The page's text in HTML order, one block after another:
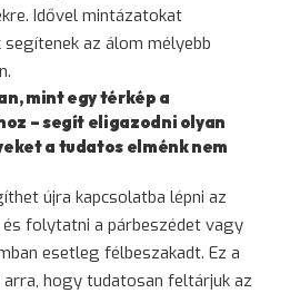
Idővel mintázatokat
az álom mélyebb
mint egy térkép a
– segít eligazodni olyan
a tudatos elménk nem
újra kapcsolatba lépni az
folytatni a párbeszédet vagy
esetleg félbeszakadt. Ez a
hogy tudatosan feltárjuk az